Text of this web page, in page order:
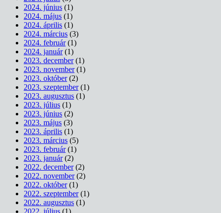
2024. június (1)
2024. május (1)
2024. április (1)
2024. március (3)
2024. február(1)
2024. január(1)
2023. december(1)
2023. november(1)
2023. október(2)
2023. szeptember(1)
2023. augusztus (1)
2023. július (1)
2023. június (2)
2023. május (3)
2023. április (1)
2023. március (5)
2023. február(1)
2023. január(2)
2022. december(2)
2022. november(2)
2022. október(1)
2022. szeptember(1)
2022. augusztus (1)
2022. július (1)